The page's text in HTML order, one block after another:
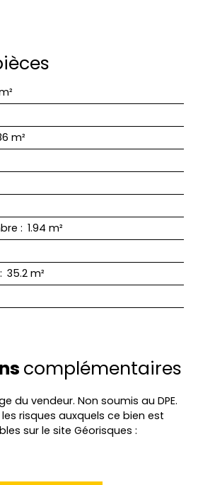
m²
: 1.94 m²
: 35.2 m²
complémentaires
du vendeur. Non soumis au DPE.
risques auxquels ce bien est
sur le site Géorisques :